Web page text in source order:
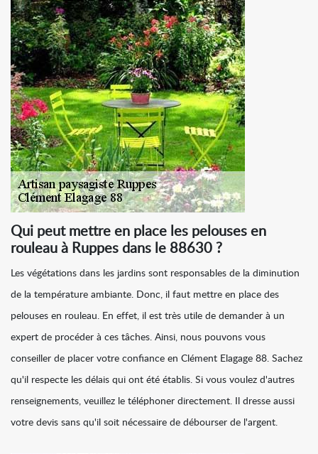
Qui peut mettre en place les pelouses en
rouleau à Ruppes dans le 88630 ?
Les végétations dans les jardins sont responsables de la diminution
de la température ambiante. Donc, il faut mettre en place des
pelouses en rouleau. En effet, il est très utile de demander à un
expert de procéder à ces tâches. Ainsi, nous pouvons vous
conseiller de placer votre confiance en Clément Elagage 88. Sachez
qu'il respecte les délais qui ont été établis. Si vous voulez d'autres
renseignements, veuillez le téléphoner directement. Il dresse aussi
votre devis sans qu'il soit nécessaire de débourser de l'argent.